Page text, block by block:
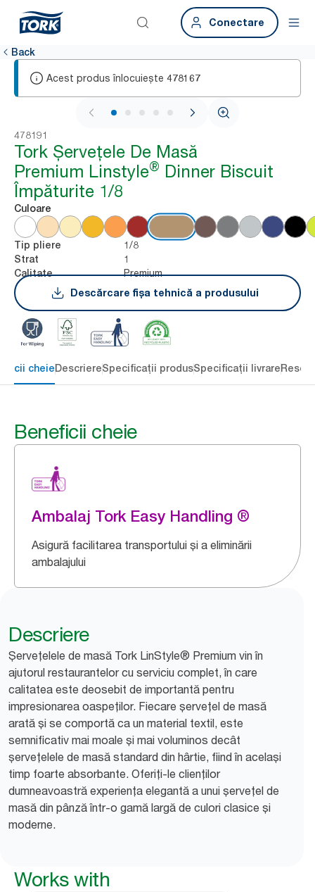
Conectare
Back
Acest produs înlocuiește 478167
1 / 5
478191
Tork Șervețele De Masă
Premium Linstyle® Dinner Biscuit
Împăturite 1/8
Culoare
Tip pliere 1/8
Strat 1
Calitate
Premium
Descărcare fișa tehnică a produsului
cheieDescriereSpecificații produsSpecificații livrare
Beneficii cheie
Ambalaj Tork Easy Handling ®
Asigură facilitarea transportului și a eliminării
ambalajului
Descriere
Șervețelele de masă Tork LinStyle® Premium vin în
ajutorul restaurantelor cu serviciu complet, în care
calitatea este deosebit de importantă pentru
impresionarea oaspeților. Fiecare șervețel de masă
arată și se comportă ca un material textil, este
semnificativ mai moale și mai voluminos decât
șervețelele de masă standard din hârtie, fiind în același
timp foarte absorbante. Oferiți-le clienților
dumneavoastră experiența elegantă a unui șervețel de
masă din pânză într-o gamă largă de culori clasice și
moderne.
Works with